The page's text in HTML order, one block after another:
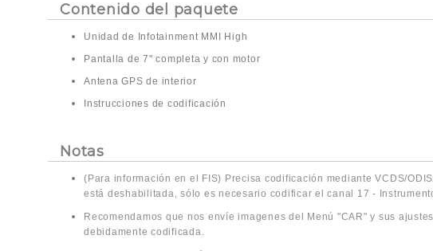
Contenido del paquete
Unidad de Infotainment MMI High
Pantalla de 7" completa y con motor
Antena GPS de interior
Instrucciones de codificación
Notas
(Para información en el FIS) Precisa codificación mediante VCDS/
está deshabilitada, sólo es necesario codificar el canal 17 -
Recomendamos que nos envíe imagenes del Menú "CAR" y sus
debidamente codificada.